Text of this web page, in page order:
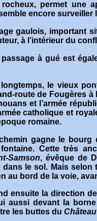
permet une
encore surveiller
gaulois, important
à l’intérieur du
passage à gué est
longtemps, le vieux
route de Fougères à
et l’armée
catholique et
romaine.
gagne le
Cette très
Samson, évêque de
le sol. Mais
au bord de la voie,
ensuite la direction
aussi devant la
les buttes du Château